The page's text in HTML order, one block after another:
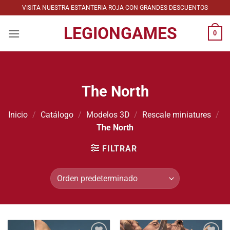
al
contenido
VISITA NUESTRA ESTANTERIA ROJA CON GRANDES DESCUENTOS
LEGIONGAMES 0
The North
Inicio / Catálogo / Modelos 3D / Rescale miniatures /
The North
FILTRAR